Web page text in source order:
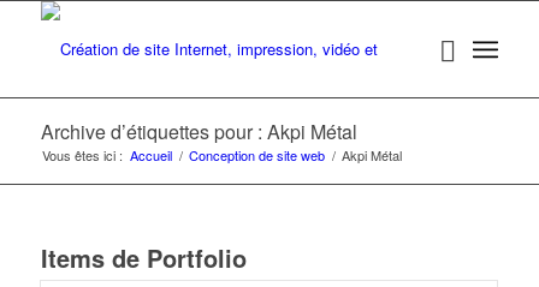
Archive d’étiquettes pour : Akpi Métal
Vous êtes ici : Accueil / Conception de site web / Akpi Métal
Items de Portfolio